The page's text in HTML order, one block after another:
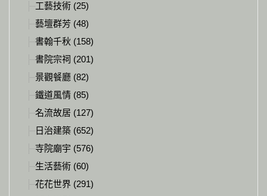
工藝技術 (25)
藝壇群芳 (48)
書翰千秋 (158)
書院宗祠 (201)
景觀餐廳 (82)
鐵道風情 (85)
名流故居 (127)
日治建築 (652)
寺院廟宇 (576)
生活藝術 (60)
花花世界 (291)